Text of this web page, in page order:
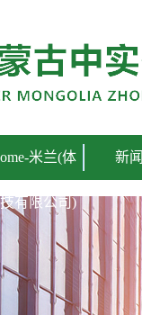
米兰(体
有限公司)
新